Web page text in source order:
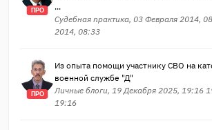
ПРО
...
Судебная практика, 03 Февраля 2014,
2014, 08:33
ПРО
Из опыта помощи участнику СВО на
военной службе "Д"
Личные блоги, 19 Декабря 2025, 19:16
19:16